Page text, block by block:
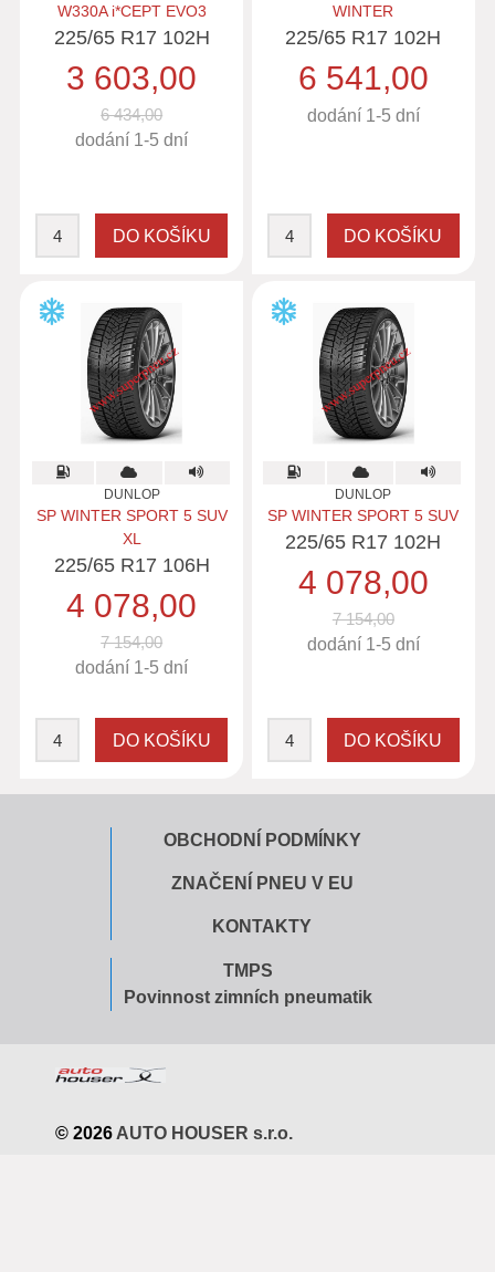
W330A i*CEPT EVO3
225/65 R17 102H
3 603,00
6 434,00
dodání 1-5 dní
WINTER
225/65 R17 102H
6 541,00
dodání 1-5 dní
DUNLOP
SP WINTER SPORT 5 SUV
XL
225/65 R17 106H
4 078,00
7 154,00
dodání 1-5 dní
DUNLOP
SP WINTER SPORT 5 SUV
225/65 R17 102H
4 078,00
7 154,00
dodání 1-5 dní
OBCHODNÍ PODMÍNKY
ZNAČENÍ PNEU V EU
KONTAKTY
TMPS
Povinnost zimních pneumatik
© 2026 AUTO HOUSER s.r.o.